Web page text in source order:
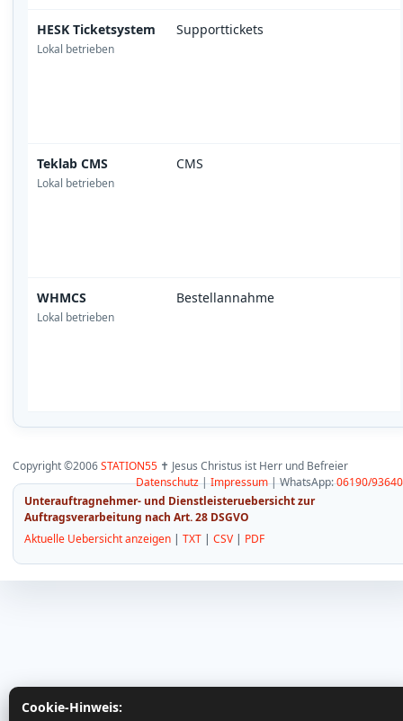
HESK Ticketsystem
Lokal betrieben
Supporttickets
Teklab CMS
Lokal betrieben
CMS
WHMCS
Lokal betrieben
Bestellannahme
Copyright ©2006STATION55 ✝ Jesus Christus ist Herr und Befreier
Datenschutz|Impressum| WhatsApp:06190/
Unterauftragnehmer- und Dienstleisteruebersicht zur
Auftragsverarbeitung nach Art. 28 DSGVO
Aktuelle Uebersicht anzeigen | TXT | CSV | PDF
Cookie-Hinweis: